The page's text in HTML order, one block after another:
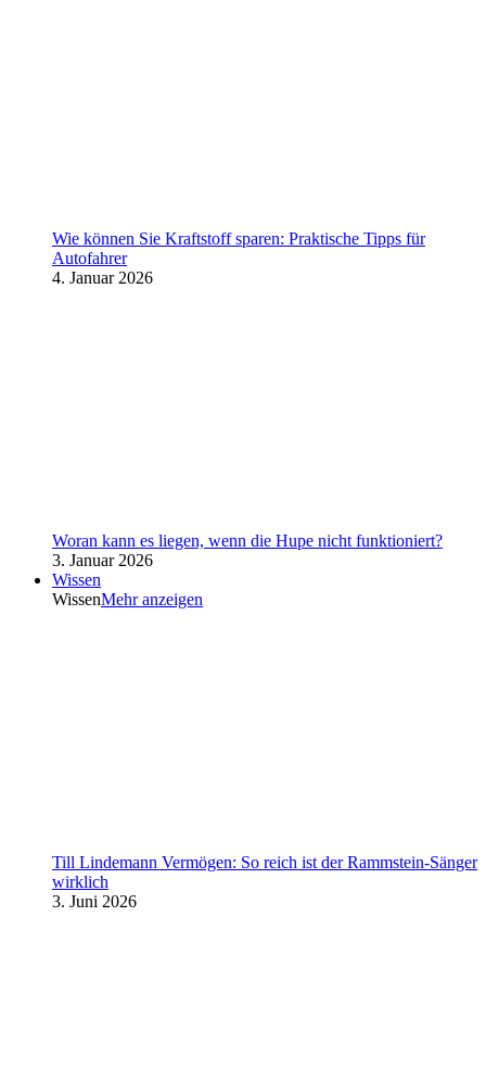
Wie können Sie Kraftstoff sparen: Praktische Tipps für
Autofahrer
4. Januar 2026
Woran kann es liegen, wenn die Hupe nicht funktioniert?
3. Januar 2026
Wissen
WissenMehr anzeigen
Till Lindemann Vermögen: So reich ist der Rammstein-Sänger
wirklich
3. Juni 2026